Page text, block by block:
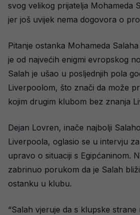
svog velikog prijatelja Mohameda
jer još uvijek nema dogovora o
Pitanje ostanka Mohameda
je od najvećih enigmi evropskog
Salah je ušao u posljednjih pola
Liverpoolom, što znači da može
kojim drugim klubom bez znanja
Dejan Lovren, inače najbolji
Liverpoola, oglasio se u intervju
upravo o situaciji s Egipćaninom.
zabrinuo porukom da je Salah
ostanku u klubu.
“Salah vjeruje da s klupske strane